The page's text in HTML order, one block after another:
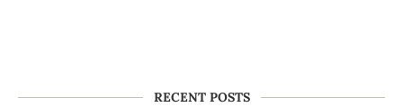
RECENT POSTS